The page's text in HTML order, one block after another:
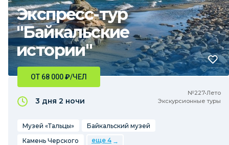
Экспресс-тур
"Байкальские
истории"
№227•Лето
Экскурсионные туры
ОТ 68 000₽/ЧЕЛ
3 дня 2 ночи
Музей «Тальцы»
Байкальский музей
Камень Черского
еще 4